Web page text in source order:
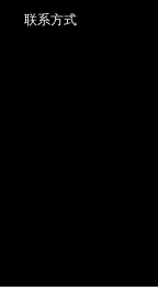
联系方式